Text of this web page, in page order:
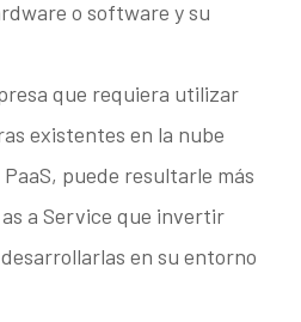
o software y su
que requiera utilizar
existentes en la nube
puede resultarle más
a Service que invertir
en su entorno